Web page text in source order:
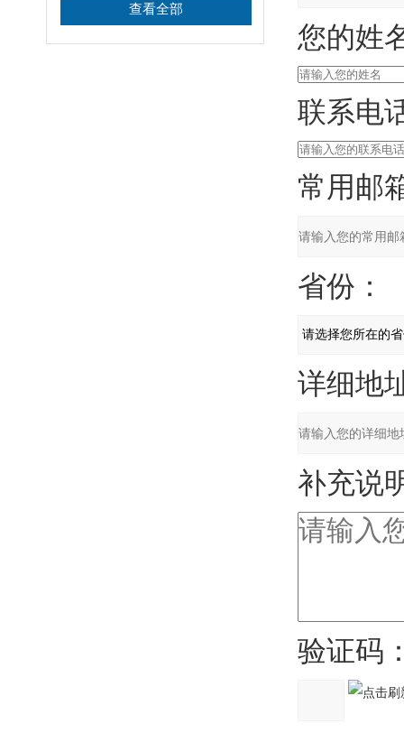
查看全部
您的姓名
联系电话
常用邮箱
省份：
详细地址
补充说明
验证码